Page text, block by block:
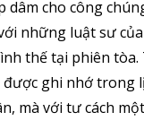
dâm cho công
những luật sư của
thế tại phiên
được ghi nhớ trong
mà với tư cách